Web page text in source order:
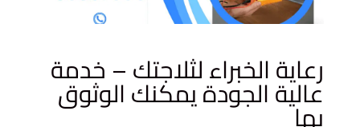
رعاية الخبراء لثلاجتك – خدمة
عالية الجودة يمكنك الوثوق
بها